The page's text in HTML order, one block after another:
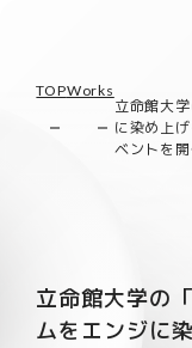
TOPWorks
立命館大
に染め上
ベントを開
立命館大学の
ムをエンジに